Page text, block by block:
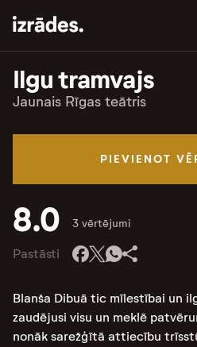
Ilgu tramvajs
Jaunais Rīgas teātris
PIEVIENOT
8.0 3 vērtējumi
Pastāsti
Blanša Dibuā tic mīlestībai un
zaudējusi visu un meklē
nonāk sarežģītā attiecību